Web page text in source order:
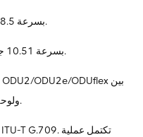
FC800: خدمة شبكة SAN بسرعة 8.5 جيجابت/ثانية.
FC1200: خدمة شبكة SAN بسرعة 10.51 جيجابت/ثانية.
TQX ولوحة الاتصال عبر لوحة الكترونية معززة.